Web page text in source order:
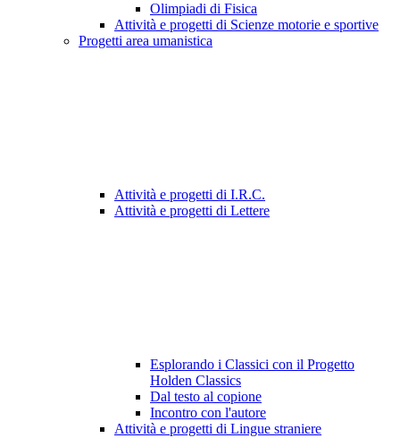
Olimpiadi di Fisica
Attività e progetti di Scienze motorie e sportive
Progetti area umanistica
Attività e progetti di I.R.C.
Attività e progetti di Lettere
Esplorando i Classici con il Progetto
Holden Classics
Dal testo al copione
Incontro con l'autore
Attività e progetti di Lingue straniere